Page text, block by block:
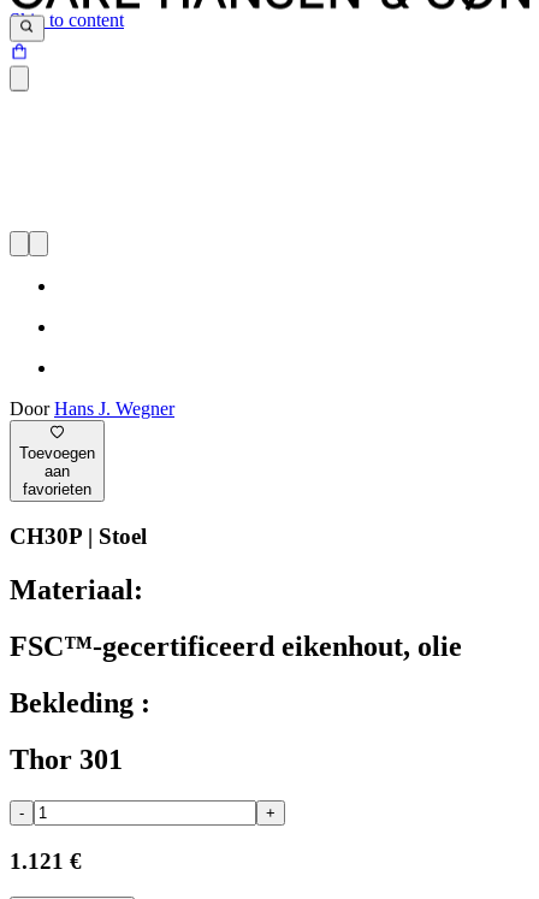
Skip to content
DoorHans J. Wegner
Toevoegen
aan
favorieten
CH30P | Stoel
Materiaal:
FSC™-gecertificeerd eikenhout, olie
Bekleding :
Thor 301
- +
1.121 €